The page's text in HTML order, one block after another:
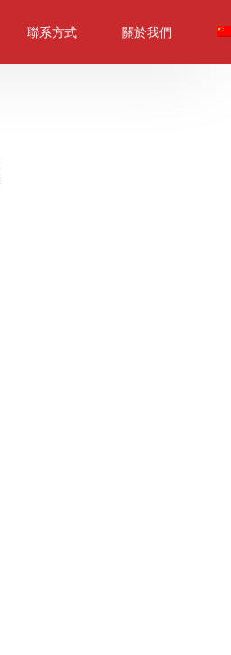
聯系方式 關於我們